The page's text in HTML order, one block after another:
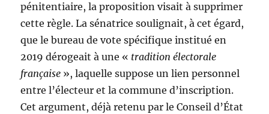
pénitentiaire, la proposition visait à supprimer
cette règle. La sénatrice soulignait, à cet égard,
que le bureau de vote spécifique institué en
2019 dérogeait à une « tradition électorale
française », laquelle suppose un lien personnel
entre l’électeur et la commune d’inscription.
Cet argument, déjà retenu par le Conseil d’État